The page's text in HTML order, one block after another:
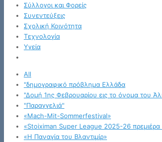
Σύλλογοι και Φορείς
Συνεντεύξεις
Σχολική Κοινότητα
Τεχνολογία
Υγεία
All
"δημογραφικό πρόβλημα Ελλάδα
"Δομή 1ης Φεβρουαρίου εις το όνομα του
"Παραγγελιά"
«Mach-Mit-Sommerfestival»
«Stoiximan Super League 2025-26 πρεμιέρα
«Η Παναγία του Βλαντιμίρ»